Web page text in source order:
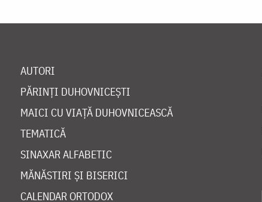
AUTORI
PĂRINȚI DUHOVNICEȘTI
MAICI CU VIAȚĂ DUHOVNICEASCĂ
TEMATICĂ
SINAXAR ALFABETIC
MĂNĂSTIRI ȘI BISERICI
CALENDAR ORTODOX